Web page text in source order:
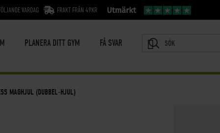
VARDAG FRAKT FRÅN 49KR
PLANERA DITT GYM FÅ SVAR
MAGHJUL (DUBBEL-HJUL)